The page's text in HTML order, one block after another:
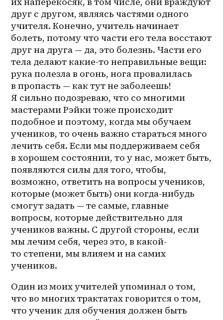
друг с другом, являясь частями одного
учителя. Конечно, учитель начинает
болеть, потому что части его тела восстают
друг на друга — да, это болезнь. Части его
тела делают какие-то неправильные вещи:
рука полезла в огонь, нога провалилась
в пропасть — как тут не заболеешь!
Я сильно подозреваю, что со многими
мастерами Рэйки тоже происходит
подобное и поэтому, когда мы обучаем
учеников, то очень важно стараться много
лечить себя. Если мы поддерживаем себя
в хорошем состоянии, то у нас, может быть,
появляются силы для того, чтобы,
возможно, ответить на вопросы учеников,
которые (может быть) они когда-нибудь
смогут задать — те самые, главные
вопросы, которые действительно для
учеников важны. С другой стороны, если
мы лечим себя, через это, в какой-
то степени, мы влияем и на самих
учеников.
Один из моих учителей упоминал о том,
что во многих трактатах говорится о том,
что ученик для обучения должен быть